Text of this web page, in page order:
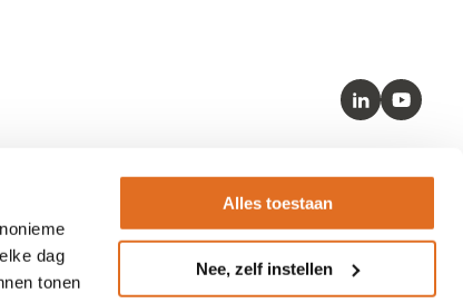
dag
tonen
Alles toestaan
Nee, zelf instellen
LinkedInYoutube
Kernstandaarden
– SNOMED